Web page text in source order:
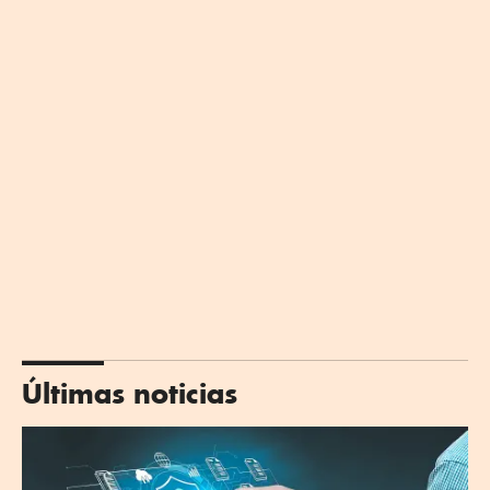
Últimas noticias